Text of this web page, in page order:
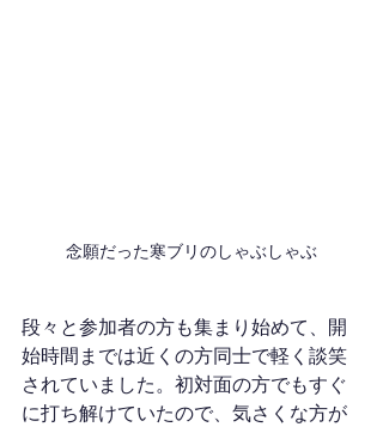
念願だった寒ブリのしゃぶしゃぶ
段々と参加者の方も集まり始めて、開
始時間までは近くの方同士で軽く談笑
されていました。初対面の方でもすぐ
に打ち解けていたので、気さくな方が